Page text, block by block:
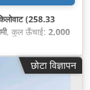
(258.33
, कुल ऊँचाई: 2,000
छोटा विज्ञापन